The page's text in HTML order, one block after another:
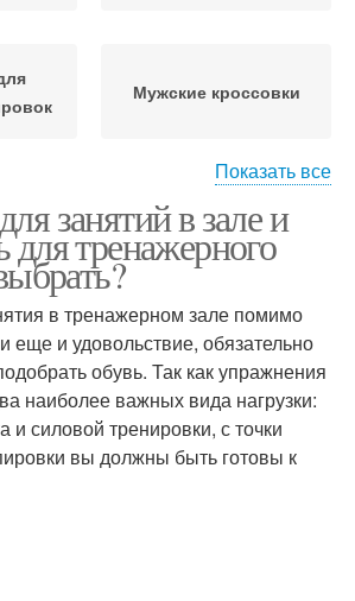
Мужские кроссовки
Кроссовок для зала
Занятия в тренажерном
зале
Показать все
занятий в зале и
тренажерного
в тренажерном зале помимо
еще и удовольствие, обязательно
обувь. Так как упражнения
наиболее важных вида нагрузки:
и силовой тренировки, с точки
вы должны быть готовы к